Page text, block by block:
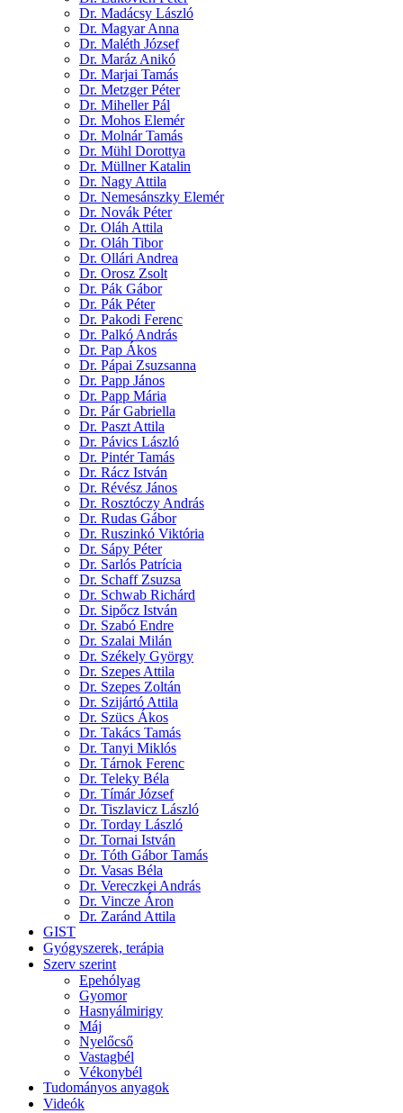
Dr. Madácsy László
Dr. Magyar Anna
Dr. Maléth József
Dr. Maráz Anikó
Dr. Marjai Tamás
Dr. Metzger Péter
Dr. Miheller Pál
Dr. Mohos Elemér
Dr. Molnár Tamás
Dr. Mühl Dorottya
Dr. Müllner Katalin
Dr. Nagy Attila
Dr. Nemesánszky Elemér
Dr. Novák Péter
Dr. Oláh Attila
Dr. Oláh Tibor
Dr. Ollári Andrea
Dr. Orosz Zsolt
Dr. Pák Gábor
Dr. Pák Péter
Dr. Pakodi Ferenc
Dr. Palkó András
Dr. Pap Ákos
Dr. Pápai Zsuzsanna
Dr. Papp János
Dr. Papp Mária
Dr. Pár Gabriella
Dr. Paszt Attila
Dr. Pávics László
Dr. Pintér Tamás
Dr. Rácz István
Dr. Révész János
Dr. Rosztóczy András
Dr. Rudas Gábor
Dr. Ruszinkó Viktória
Dr. Sápy Péter
Dr. Sarlós Patrícia
Dr. Schaff Zsuzsa
Dr. Schwab Richárd
Dr. Sipőcz István
Dr. Szabó Endre
Dr. Szalai Milán
Dr. Székely György
Dr. Szepes Attila
Dr. Szepes Zoltán
Dr. Szijártó Attila
Dr. Szücs Ákos
Dr. Takács Tamás
Dr. Tanyi Miklós
Dr. Tárnok Ferenc
Dr. Teleky Béla
Dr. Tímár József
Dr. Tiszlavicz László
Dr. Torday László
Dr. Tornai István
Dr. Tóth Gábor Tamás
Dr. Vasas Béla
Dr. Vereczkei András
Dr. Vincze Áron
Dr. Zaránd Attila
GIST
Gyógyszerek, terápia
Szerv szerint
Epehólyag
Gyomor
Hasnyálmirigy
Máj
Nyelőcső
Vastagbél
Vékonybél
Tudományos anyagok
Videók